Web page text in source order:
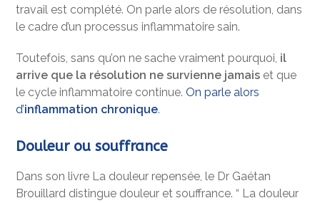
travail est complété. On parle alors de résolution, dans
le cadre d’un processus inflammatoire sain.
Toutefois, sans qu’on ne sache vraiment pourquoi, il
arrive que la résolution ne survienne jamais et que
le cycle inflammatoire continue. On parle alors
d’inflammation chronique.
Douleur ou souffrance
Dans son livre La douleur repensée, le Dr Gaétan
Brouillard distingue douleur et souffrance. “ La douleur